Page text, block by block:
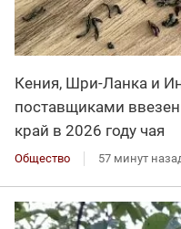
Кения, Шри-Ланка и
поставщиками
край в 2026 году чая
Общество 57 минут